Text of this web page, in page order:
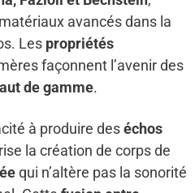
avancés dans la
Les propriétés
façonnent l’avenir des
de gamme.
à produire deséchos
la création de corps de
qui n’altère pas la sonorité